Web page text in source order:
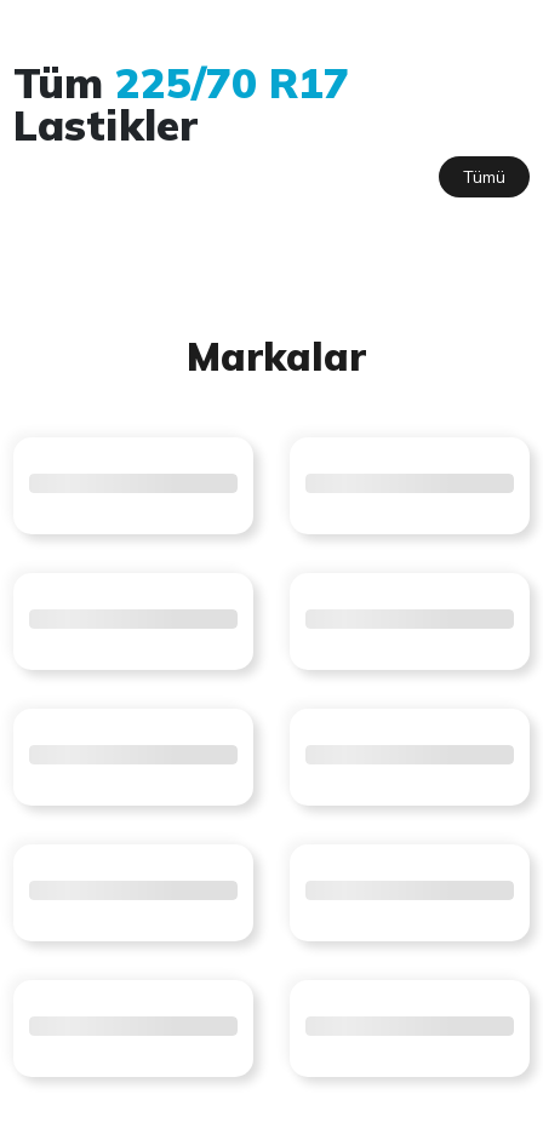
Tüm 225/70 R17
Lastikler
Tümü
Markalar